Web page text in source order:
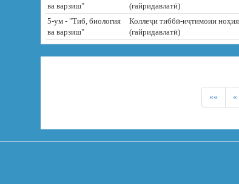
ва варзиш"
(ғайридавлатӣ)
5-ум - "Тиб, биология
ва варзиш"
Коллеҷи тиббӣ-иҷтимоии
(ғайридавлатӣ)
«« «